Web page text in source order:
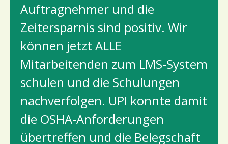
Auftragnehmer und die
Zeitersparnis sind positiv. Wir
können jetzt ALLE
Mitarbeitenden zum LMS-System
schulen und die Schulungen
nachverfolgen. UPI konnte damit
die OSHA-Anforderungen
übertreffen und die Belegschaft